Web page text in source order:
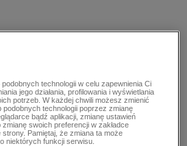
technologii w celu zapewnienia Ci
jego działania, profilowania i wyświetlania
potrzeb. W każdej chwili możesz zmienić
podobnych technologii poprzez zmianę
bądź aplikacji, zmianę ustawień
swoich preferencji w zakładce
Pamiętaj, że zmiana ta może
niektórych funkcji serwisu.